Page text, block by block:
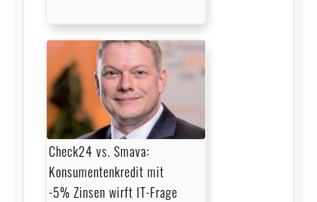
Check24 vs. Smava:
Konsumentenkredit mit
-5% Zinsen wirft IT-Frage